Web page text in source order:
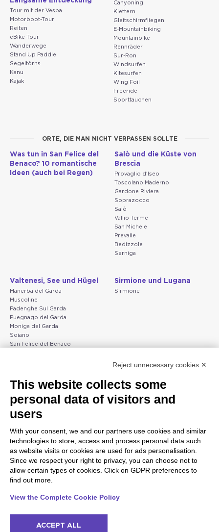
Tour mit der Vespa
Motorboot-Tour
Reiten
eBike-Tour
Wanderwege
Stand Up Paddle
Segeltörns
Kanu
Kajak
Canyoning
Klettern
Gleitschirmfliegen
E-Mountainbiking
Mountainbike
Rennräder
Sur-Ron
Windsurfen
Kitesurfen
Wing Foil
Freeride
Sporttauchen
ORTE, DIE MAN NICHT VERPASSEN SOLLTE
Was tun in San Felice del
Benaco? 10 romantische
Ideen (auch bei Regen)
Salò und die Küste von
Brescia
Provaglio d'Iseo
Toscolano Maderno
Gardone Riviera
Soprazocco
Salò
Vallio Terme
San Michele
Prevalle
Bedizzole
Serniga
Valtenesi, See und Hügel
Manerba del Garda
Muscoline
Padenghe Sul Garda
Puegnago del Garda
Moniga del Garda
Soiano
San Felice del Benaco
Sirmione und Lugana
Sirmione
Peschiera und die Küste
des Veneto
Lazise
Peschiera del Garda
Verona
Valeggio sul Mincio
San Giorgio di Valpolicella
Garda
Negrar di Valpolicella
Pedemonte
Ponti sul Mincio
Gargnano und Oberer
Gardasee
Gargnano
Tiarno di Sopra
Campione
Nago-Torbole
Torbole
Bleggio superiore
Reject unnecessary cookies ✕
This website collects some
personal data of visitors and
users
With your consent, we and our partners use cookies and similar
technologies to store, access and process personal data such
as website visits or cookies are used for ads personalisation.
Since we respect your right to privacy, you can choose not to
allow certain types of cookies. Click on GDPR preferences to
find out more.
View the Complete Cookie Policy
ACCEPT ALL